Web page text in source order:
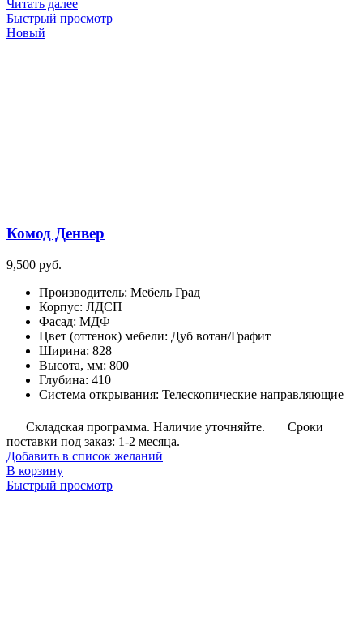
Читать далее
Быстрый просмотр
Новый
Комод Денвер
9,500 руб.
Производитель: Мебель Град
Корпус: ЛДСП
Фасад: МДФ
Цвет (оттенок) мебели: Дуб вотан/Графит
Ширина: 828
Высота, мм: 800
Глубина: 410
Система открывания: Телескопические направляющие
Складская программа. Наличие уточняйте.
Сроки
поставки под заказ: 1-2 месяца.
Добавить в список желаний
В корзину
Быстрый просмотр